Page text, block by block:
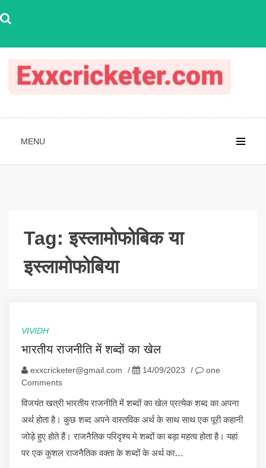
to
MENU
Tag:इस्लामोफोबिक या
इस्लामोफोबिया
VIVIDH
भारतीय राजनीति में शब्दों का खेल
exxcricketer@gmail.com / 14/09/2023 /
one
Comments
विजयंत खत्री भारतीय राजनीति में शब्दों का खेल प्रत्येक शब्द का अपना
अर्थ होता है। कुछ शब्द अपने वास्तविक अर्थ के साथ साथ एक पूरी कहानी
जोड़े हुए होते हैं। राजनैतिक परिदृश्य मे शब्दों का बड़ा महत्व होता है। यहां
पर एक कुशल राजनैतिक वक्ता के शब्दों के अर्थ का…